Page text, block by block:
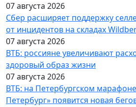
07 августа 2026
Сбер расширяет поддержку
от инцидентов на складах
07 августа 2026
ВТБ: россияне увеличивают
здоровый образ жизни
07 августа 2026
ВТБ: на Петербургском
Петербург» появится новая